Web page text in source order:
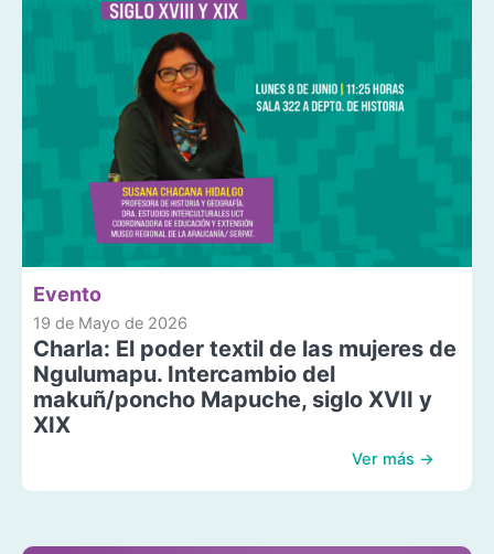
Evento
19 de Mayo de 2026
Charla: El poder textil de las mujeres de
Ngulumapu. Intercambio del
makuñ/poncho Mapuche, siglo XVII y
XIX
Ver más →